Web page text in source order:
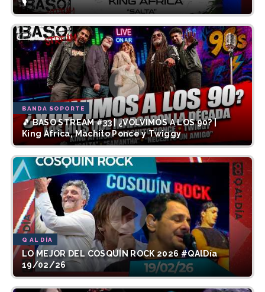
🎙️
BANDA SOPORTE
🎵 BASO STREAM #33 | ¿VOLVIMOS A LOS 90? |
King África, Machito Ponce y Twiggy
Q AL DÍA
LO MEJOR DEL COSQUÍN ROCK 2026 #QAlDía
19/02/26